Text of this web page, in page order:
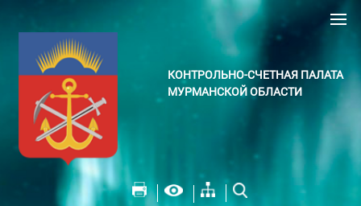
КОНТРОЛЬНО-СЧЕТНАЯ ПАЛАТА
МУРМАНСКОЙ ОБЛАСТИ